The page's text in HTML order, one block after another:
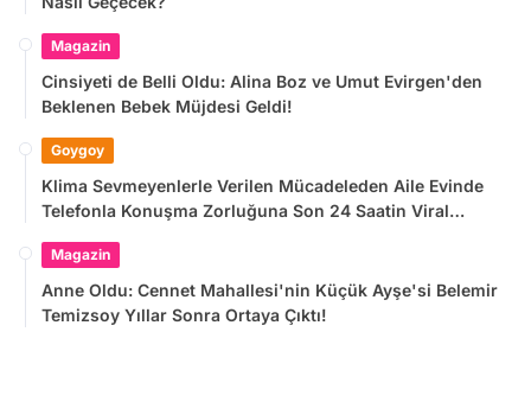
Magazin
Cinsiyeti de Belli Oldu: Alina Boz ve Umut Evirgen'den
Beklenen Bebek Müjdesi Geldi!
Goygoy
Klima Sevmeyenlerle Verilen Mücadeleden Aile Evinde
Telefonla Konuşma Zorluğuna Son 24 Saatin Viral
Magazin
Anne Oldu: Cennet Mahallesi'nin Küçük Ayşe'si Belemir
Temizsoy Yıllar Sonra Ortaya Çıktı!